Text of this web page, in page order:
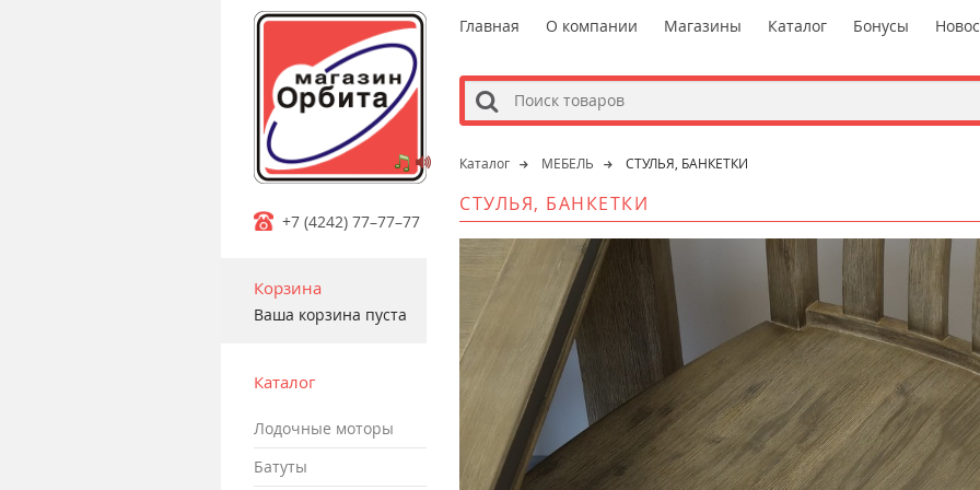
m
+7 (4242) 77–77–77
Корзина
Ваша корзина пуста
Каталог
лодочные моторы
батуты
Главная О компании Магазины Каталог Бонусы
s
Каталог МЕБЕЛЬ СТУЛЬЯ, БАНКЕТКИ
СТУЛЬЯ, БАНКЕТКИ